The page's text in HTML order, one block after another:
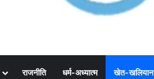
राजनीति धर्म-अध्यात्म खेत-खलियान